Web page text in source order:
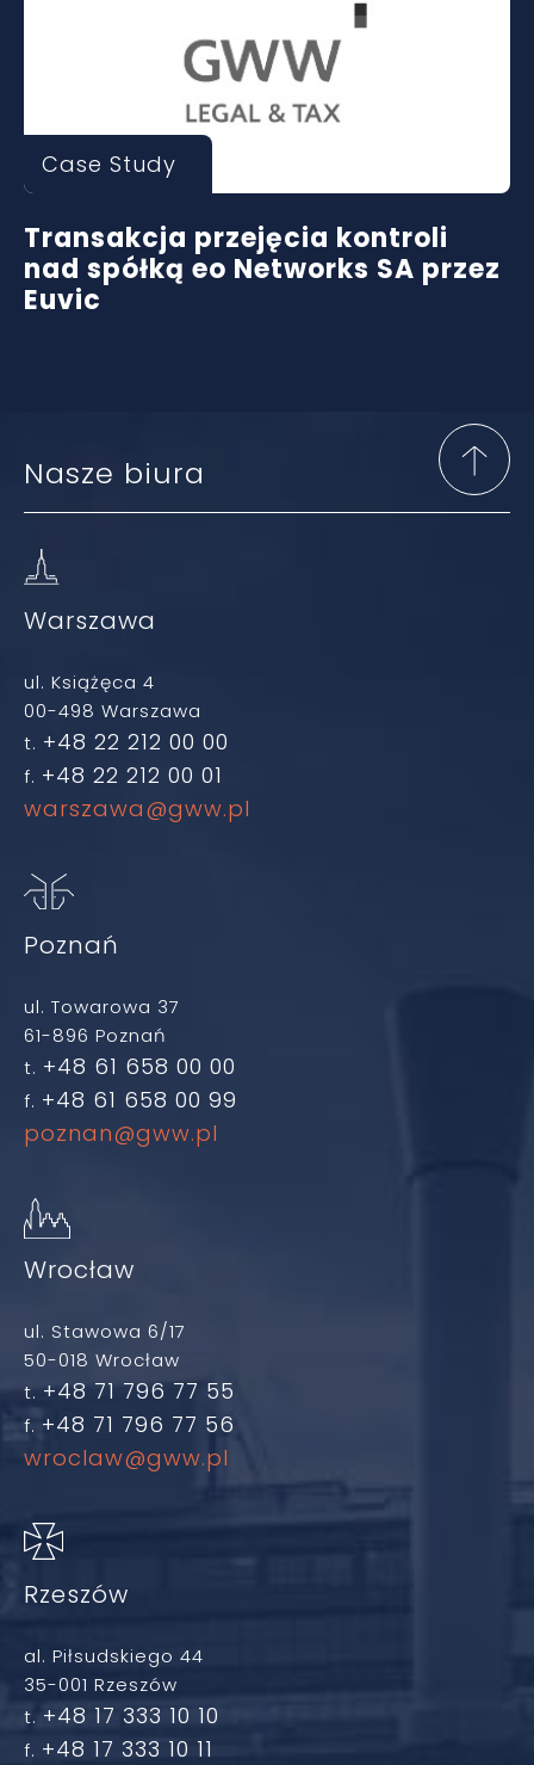
Case Study
Transakcja przejęcia kontroli
nad spółką eo Networks SA przez
Euvic
Nasze biura
Warszawa
ul. Książęca 4
00-498 Warszawa
t. +48 22 212 00 00
f. +48 22 212 00 01
warszawa@gww.pl
Poznań
ul. Towarowa 37
61-896 Poznań
t. +48 61 658 00 00
f. +48 61 658 00 99
poznan@gww.pl
Wrocław
ul. Stawowa 6/17
50-018 Wrocław
t. +48 71 796 77 55
f. +48 71 796 77 56
wroclaw@gww.pl
Rzeszów
al. Piłsudskiego 44
35-001 Rzeszów
t. +48 17 333 10 10
f. +48 17 333 10 11